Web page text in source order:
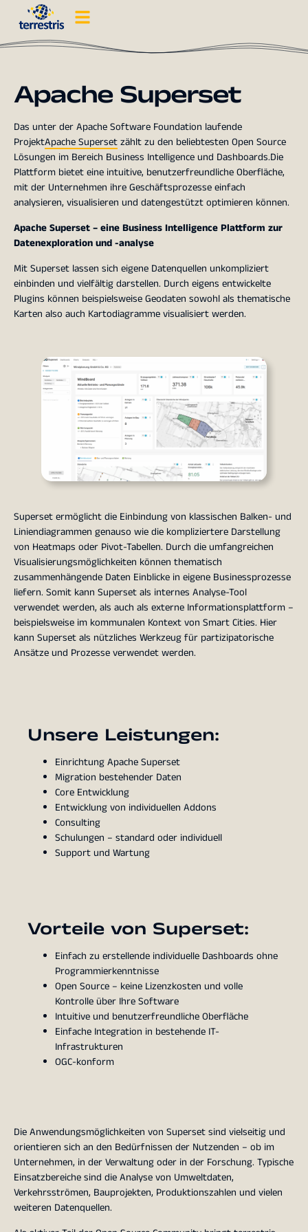
Apache Superset
Das unter der Apache Software Foundation laufende
ProjektApache Supersetzählt zu den beliebtesten Open Source
Lösungen im Bereich Business Intelligence und Dashboards.Die
Plattform bietet eine intuitive, benutzerfreundliche Oberfläche,
mit der Unternehmen ihre Geschäftsprozesse einfach
analysieren, visualisieren und datengestützt optimieren können.
Apache Superset – eine Business Intelligence Plattform zur
Datenexploration und -analyse
Mit Superset lassen sich eigene Datenquellen unkompliziert
einbinden und vielfältig darstellen. Durch eigens entwickelte
Plugins können beispielsweise Geodaten sowohl als thematische
Karten also auch Kartodiagramme visualisiert werden.
Superset ermöglicht die Einbindung von klassischen Balken- und
Liniendiagrammen genauso wie die kompliziertere Darstellung
von Heatmaps oder Pivot-Tabellen. Durch die umfangreichen
Visualisierungsmöglichkeiten können thematisch
zusammenhängende Daten Einblicke in eigene Businessprozesse
liefern. Somit kann Superset als internes Analyse-Tool
verwendet werden, als auch als externe Informationsplattform –
beispielsweise im kommunalen Kontext von Smart Cities. Hier
kann Superset als nützliches Werkzeug für partizipatorische
Ansätze und Prozesse verwendet werden.
Unsere Leistungen:
Einrichtung Apache Superset
Migration bestehender Daten
Core Entwicklung
Entwicklung von individuellen Addons
Consulting
Schulungen – standard oder individuell
Support und Wartung
Vorteile von Superset:
Einfach zu erstellende individuelle Dashboards ohne
Programmierkenntnisse
Open Source – keine Lizenzkosten und volle
Kontrolle über Ihre Software
Intuitive und benutzerfreundliche Oberfläche
Einfache Integration in bestehende IT-
Infrastrukturen
OGC-konform
Die Anwendungsmöglichkeiten von Superset sind vielseitig und
orientieren sich an den Bedürfnissen der Nutzenden – ob im
Unternehmen, in der Verwaltung oder in der Forschung. Typische
Einsatzbereiche sind die Analyse von Umweltdaten,
Verkehrsströmen, Bauprojekten, Produktionszahlen und vielen
weiteren Datenquellen.